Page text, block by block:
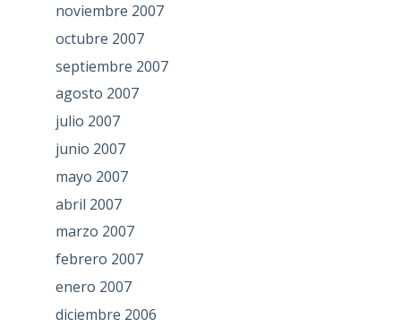
noviembre 2007
octubre 2007
septiembre 2007
agosto 2007
julio 2007
junio 2007
mayo 2007
abril 2007
marzo 2007
febrero 2007
enero 2007
diciembre 2006